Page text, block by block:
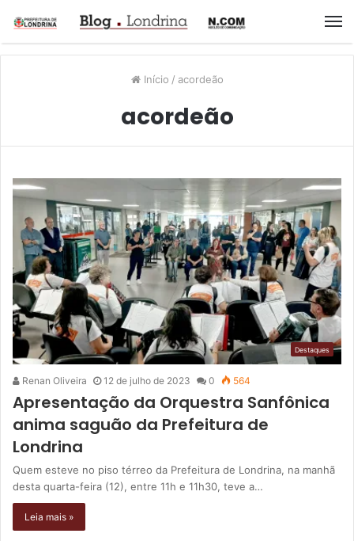
Início / acordeão
acordeão
Destaques
Renan Oliveira 12 de julho de 2023 0 564
Apresentação da Orquestra Sanfônica
anima saguão da Prefeitura de
Londrina
Quem esteve no piso térreo da Prefeitura de Londrina, na manhã
desta quarta-feira (12), entre 11h e 11h30, teve a…
Leia mais »